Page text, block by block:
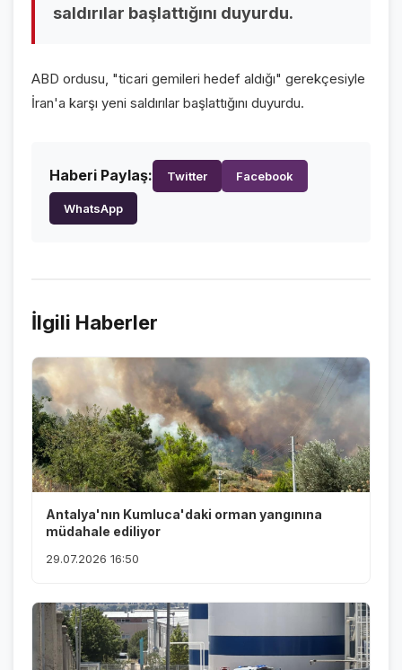
VİDEO GALERİ
KURUMSAL
KÜNYE
İLETİŞİM
saldırılar başlattığını duyurdu.
ABD ordusu, "ticari gemileri hedef aldığı" gerekçesiyle
İran'a karşı yeni saldırılar başlattığını duyurdu.
Haberi Paylaş: Twitter Facebook
WhatsApp
İlgili Haberler
Antalya'nın Kumluca'daki orman yangınına
müdahale ediliyor
29.07.2026 16:50